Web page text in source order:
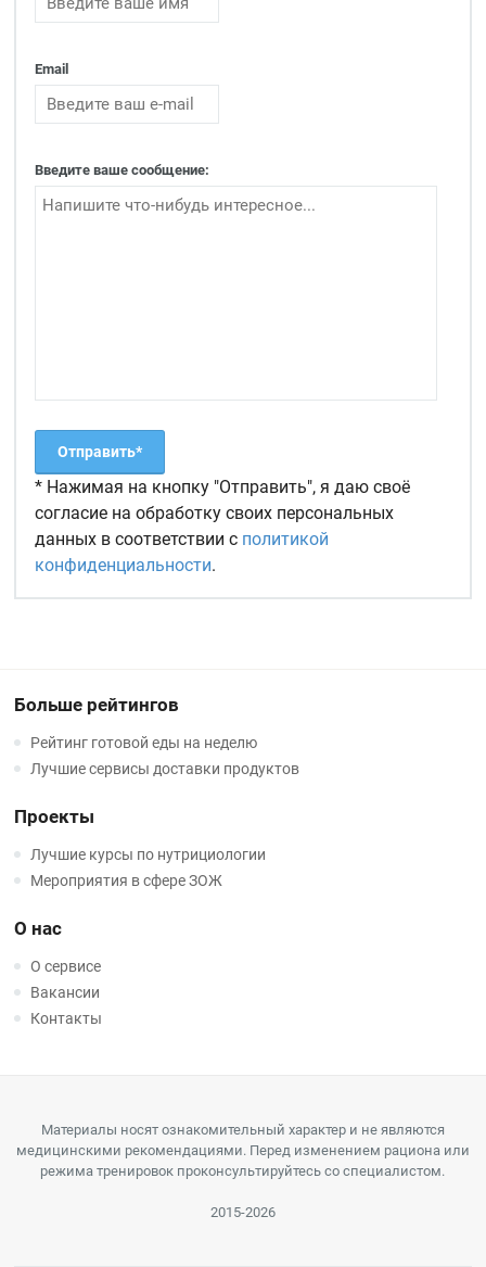
Email
Введите ваше сообщение:
* Нажимая на кнопку "Отправить", я даю своё
согласие на обработку своих персональных
данных в соответствии с политикой
конфиденциальности.
Больше рейтингов
Рейтинг готовой еды на неделю
Лучшие сервисы доставки продуктов
Проекты
Лучшие курсы по нутрициологии
Мероприятия в сфере ЗОЖ
О нас
О сервисе
Вакансии
Контакты
Материалы носят ознакомительный характер и не являются
медицинскими рекомендациями. Перед изменением рациона или
режима тренировок проконсультируйтесь со специалистом.
2015-2026